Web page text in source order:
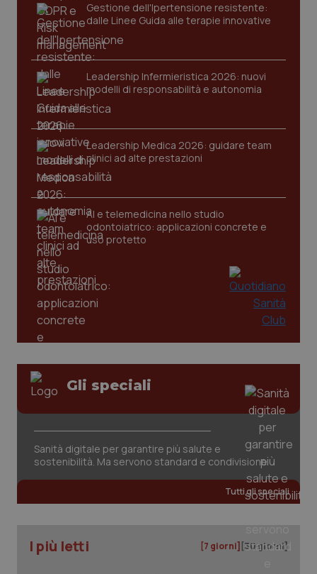
Gestione dell'Ipertensione resistente:
dalle Linee Guida alle terapie innovative
Leadership Infermieristica 2026: nuovi
modelli di responsabilità e autonomia
Leadership Medica 2026: guidare team
clinici ad alte prestazioni
AI e telemedicina nello studio
odontoiatrico: applicazioni concrete e
uso protetto
Gli speciali
Sanità digitale per garantire più salute e
sostenibilità. Ma servono standard e condivisione
Tutti gli speciali
I più letti [7 giorni] [30 giorni]
CookieScriptConsent
CookieScript
www.quotidianosanita.it
tracking-enable
tracking-sites-ironfish-
www.quotidianosanita.it
.quotidianosanita.it